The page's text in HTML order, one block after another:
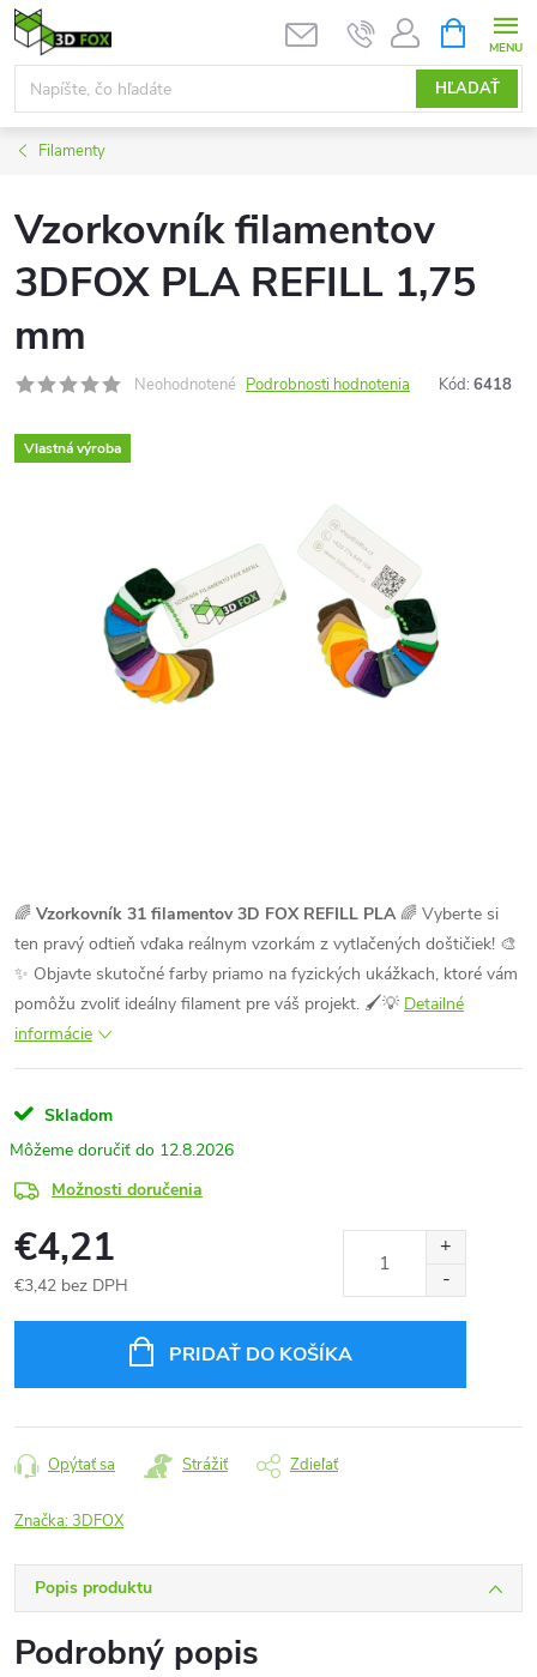
Prejsť
na
obsah
HĽADAŤ
KOŠÍK
Filamenty
Vzorkovník filamentov
3DFOX PLA REFILL 1,75
mm
Neohodnotené Podrobnosti hodnotenia Kód: 6418
Vlastná výroba
🌈 Vzorkovník 31 filamentov 3D FOX REFILL PLA🌈 Vyberte si
ten pravý odtieň vďaka reálnym vzorkám z vytlačených doštičiek! 🎨
✨ Objavte skutočné farby priamo na fyzických ukážkach, ktoré vám
pomôžu zvoliť ideálny filament pre váš projekt. 🖌️💡 Detailné
informácie
Skladom
12.8.2026
Možnosti doručenia
€4,21
€3,42 bez DPH
PRIDAŤ DO KOŠÍKA
Opýtať sa Strážiť Zdieľať
Značka:3DFOX
Popis produktu
Podrobný popis